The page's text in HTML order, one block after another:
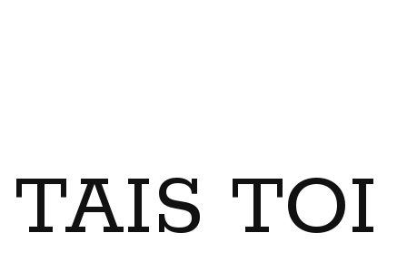
TAIS TOI